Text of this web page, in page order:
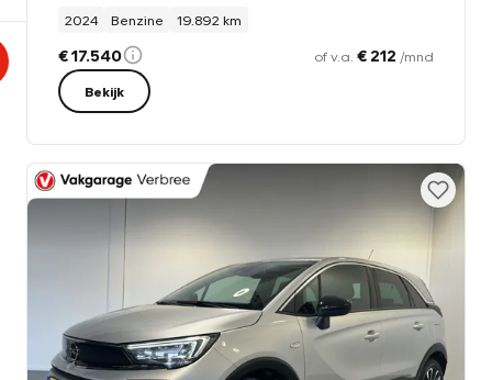
2024
Benzine 19.892 km
€ 17.540 of v.a. € 212 /mnd
Bekijk